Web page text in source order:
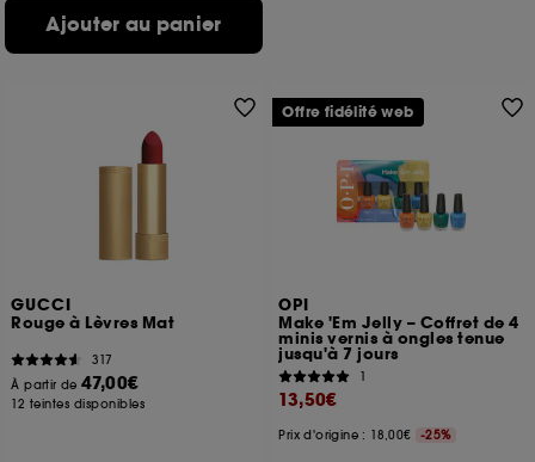
Ajouter au panier
GUCCI
Rouge à Lèvres Mat
317
À partir de47,00€
12 teintes disponibles
OPI
Make 'Em Jelly – Coffret de 4
minis vernis à ongles tenue
jusqu'à 7 jours
1
13,50€
Prix d'origine : 18,00€ -25%
Offre fidélité web